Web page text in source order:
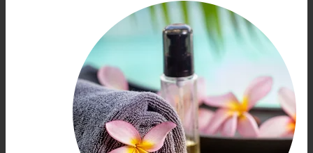
بالرياض
24
ساعة
|
ستار
سبا
الرياض